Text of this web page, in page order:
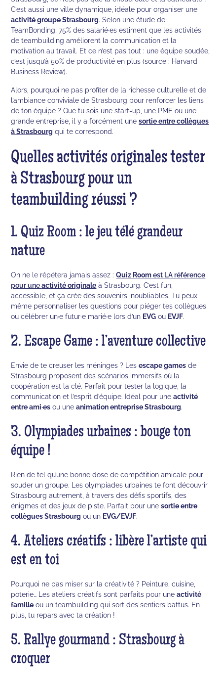
C’est aussi une ville dynamique, idéale pour organiser une
activité groupe Strasbourg. Selon une étude de
TeamBonding, 75% des salarié·es estiment que les activités
de teambuilding améliorent la communication et la
motivation au travail. Et ce n’est pas tout : une équipe soudée,
c’est jusqu’à 50% de productivité en plus (source : Harvard
Business Review).
Alors, pourquoi ne pas profiter de la richesse culturelle et de
l’ambiance conviviale de Strasbourg pour renforcer les liens
de ton équipe ? Que tu sois une start-up, une PME ou une
grande entreprise, il y a forcément unesortie entre collègues
à Strasbourg qui te correspond.
Quelles activités originales tester
à Strasbourg pour un
teambuilding réussi ?
1. Quiz Room : le jeu télé grandeur
nature
On ne le répétera jamais assez :Quiz Roomest LA référence
pour uneactivité originale à Strasbourg. C’est fun,
accessible, et ça crée des souvenirs inoubliables. Tu peux
même personnaliser les questions pour piéger tes collègues
ou célébrer un·e futur·e marié·e lors d’un EVG ou EVJF.
2. Escape Game : l’aventure collective
Envie de te creuser les méninges ? Lesescape games de
Strasbourg proposent des scénarios immersifs où la
coopération est la clé. Parfait pour tester la logique, la
communication et l’esprit d’équipe. Idéal pour uneactivité
entre ami·es ou uneanimation entreprise Strasbourg.
3. Olympiades urbaines : bouge ton
équipe !
Rien de tel qu’une bonne dose de compétition amicale pour
souder un groupe. Les olympiades urbaines te font découvrir
Strasbourg autrement, à travers des défis sportifs, des
énigmes et des jeux de piste. Parfait pour unesortie entre
collègues Strasbourg ou un EVG/EVJF.
4. Ateliers créatifs : libère l’artiste qui
est en toi
Pourquoi ne pas miser sur la créativité ? Peinture, cuisine,
poterie… Les ateliers créatifs sont parfaits pour uneactivité
famille ou un teambuilding qui sort des sentiers battus. En
plus, tu repars avec ta création !
5. Rallye gourmand : Strasbourg à
croquer